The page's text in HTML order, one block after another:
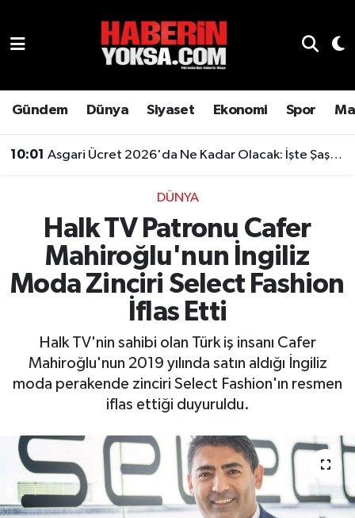
Gündem Dünya Siyaset Ekonomi Spor
10:01 Asgari Ücret 2026'da Ne Kadar Olacak: İşte Şaşırtan Rakam
DÜNYA
Halk TV Patronu Cafer
Mahiroğlu'nun İngiliz
Moda Zinciri Select Fashion
İflas Etti
Halk TV'nin sahibi olan Türk iş insanı Cafer
Mahiroğlu'nun 2019 yılında satın aldığı İngiliz
moda perakende zinciri Select Fashion'ın resmen
iflas ettiği duyuruldu.
Genel
Gündem
Otomobil
Sağlık
Yaşam
Hava Durumu
Son Dakika Haberleri
Haber Arşivi